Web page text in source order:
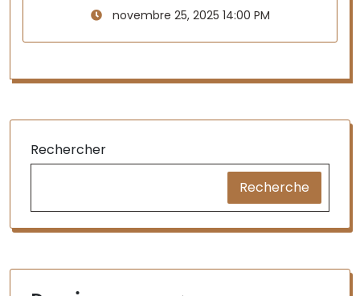
novembre 25, 2025 14:00 PM
Rechercher
Recherche